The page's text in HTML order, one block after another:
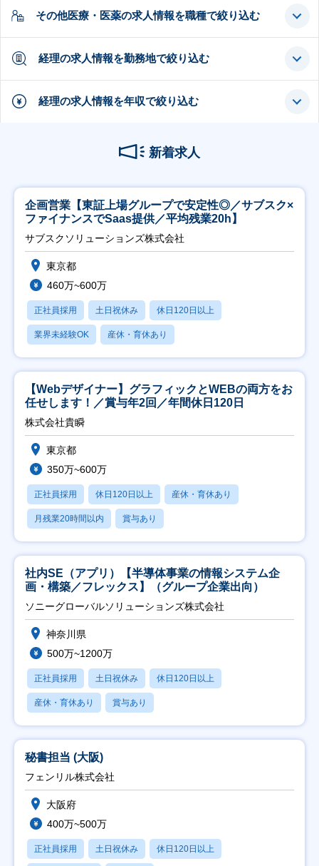
その他医療・医薬の求人情報を職種で絞り込む
経理の求人情報を勤務地で絞り込む
経理の求人情報を年収で絞り込む
新着求人
企画営業【東証上場グループで安定性◎／サブスク×
ファイナンスでSaas提供／平均残業20h】
サブスクソリューションズ株式会社
東京都
460万~600万
正社員採用 土日祝休み 休日120日以上
業界未経験OK 産休・育休あり
【Webデザイナー】グラフィックとWEBの両方をお
任せします！／賞与年2回／年間休日120日
株式会社貴瞬
東京都
350万~600万
正社員採用 休日120日以上 産休・育休あり
月残業20時間以内 賞与あり
社内SE（アプリ）【半導体事業の情報システム企
画・構築／フレックス】（グループ企業出向）
ソニーグローバルソリューションズ株式会社
神奈川県
500万~1200万
正社員採用 土日祝休み 休日120日以上
産休・育休あり 賞与あり
秘書担当 (大阪)
フェンリル株式会社
大阪府
400万~500万
正社員採用 土日祝休み 休日120日以上